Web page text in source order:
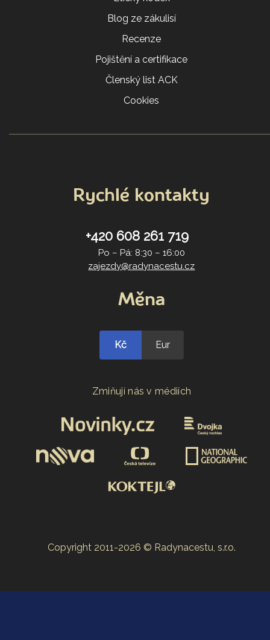
Blog ze zákulisí
Recenze
Pojištění a certifikace
Členský list ACK
Cookies
Rychlé kontakty
+420 608 261 719
Po – Pá: 8:30 – 16:00
zajezdy@radynacestu.cz
Měna
Kč Eur
Zmiňují nás v médiích
Copyright 2011-2026 © Radynacestu, s.r.o.